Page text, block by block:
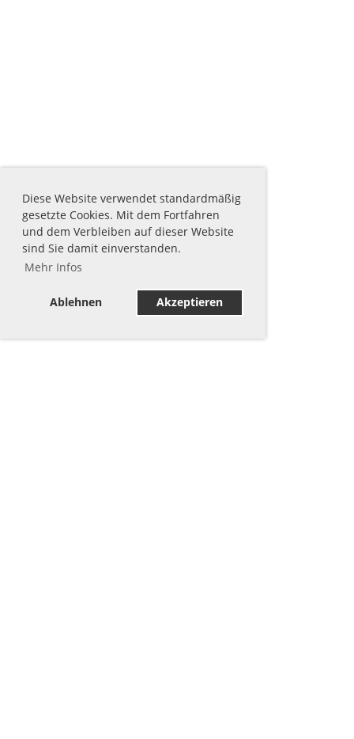
Diese Website verwendet standardmäßig
gesetzte Cookies. Mit dem Fortfahren
und dem Verbleiben auf dieser Website
sind Sie damit einverstanden.
Mehr Infos
Ablehnen Akzeptieren